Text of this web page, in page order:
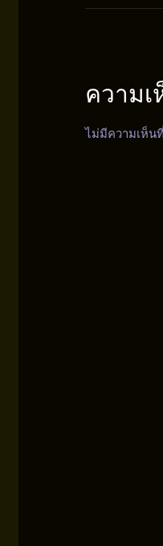
ความ
ไม่มีความเห็น